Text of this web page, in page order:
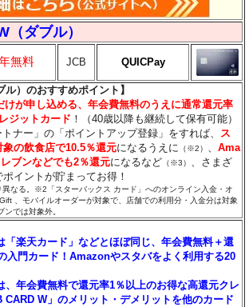
ダブル）
無料 JCB QUICPay
ル）のおすすめポイント】
けが申し込める、年会費無料のうえに通常還元率
ジットカード ！（40歳以降も継続して保有可能）
ナー」の「ポイントアップ登録」をすれば、 ス
の飲食店で10.5％還元になるうえに （※2） 、Ama
ブンなどでも2％還元になるなど （※3） 、さまざ
イントが貯まってお得！
なる。※2「スターバックス カード」へのオンライン入金・オ
、モバイルオーダーが対象で、店舗での利用分・入金分は対象
では対象外。
「楽天カード」などとほぼ同じ、年会費無料＋還
入門カード！Amazonやスタバをよく利用する20
、年会費無料で還元率1％以上のお得な高還元クレ
CARD W」のメリット・デメリットを他のカード